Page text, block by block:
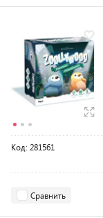
Код: 281561
Сравнить